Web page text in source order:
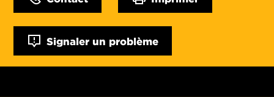
Signaler un problème